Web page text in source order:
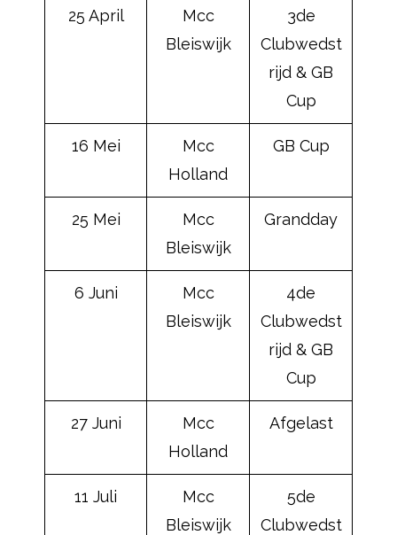
25 April
Mcc
Bleiswijk
3de
Clubwedst
rijd & GB
Cup
16 Mei
Mcc
Holland
GB Cup
25 Mei
Mcc
Bleiswijk
Grandday
6 Juni
Mcc
Bleiswijk
4de
Clubwedst
rijd & GB
Cup
27 Juni
Mcc
Holland
Afgelast
11 Juli
Mcc
Bleiswijk
5de
Clubwedst